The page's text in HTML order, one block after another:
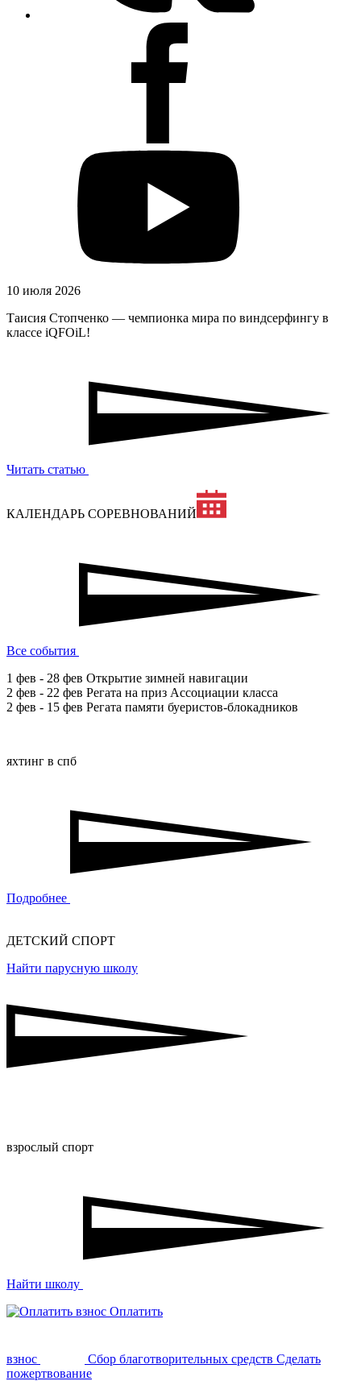
10 июля 2026
Таисия Стопченко — чемпионка мира по виндсерфингу в
классе iQFOiL!
Читать статью
КАЛЕНДАРЬ СОРЕВНОВАНИЙ
Все события
1 фев - 28 фев Открытие зимней навигации
2 фев - 22 фев Регата на приз Ассоциации класса
2 фев - 15 фев Регата памяти буеристов-блокадников
яхтинг в спб
Подробнее
ДЕТСКИЙ СПОРТ
Найти парусную школу
взрослый спорт
Найти школу
Оплатить
взнос Сбор благотворительных средств Сделать
пожертвование